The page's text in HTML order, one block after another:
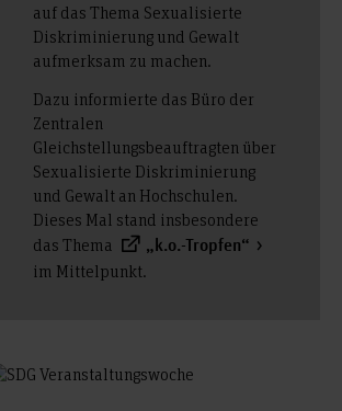
auf das Thema Sexualisierte
Diskriminierung und Gewalt
aufmerksam zu machen.
Dazu informierte das Büro der
Zentralen
Gleichstellungsbeauftragten über
Sexualisierte Diskriminierung
und Gewalt an Hochschulen.
Dieses Mal stand insbesondere
das Thema
„k.o.-Tropfen“
im Mittelpunkt.